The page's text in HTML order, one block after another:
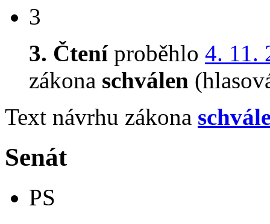
3
3. Čteníproběhlo 4. 11.
zákona schválen
Text návrhu zákona
Senát
PS